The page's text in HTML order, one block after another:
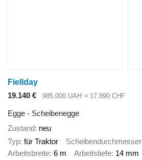
Fiellday
19.140 €
985.000 UAH ≈ 17.890 CHF
Egge - Scheibenegge
Zustand neu
Typ für Traktor Scheibendurchmesser
Arbeitsbreite 6 m Arbeitstiefe 14 mm